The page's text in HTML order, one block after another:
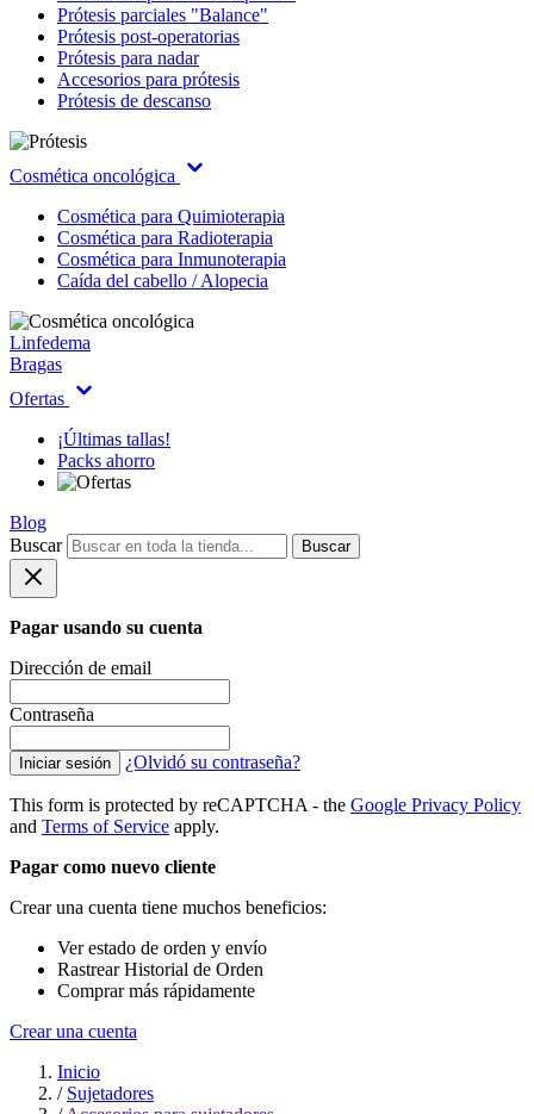
Prótesis parciales "Balance"
Prótesis post-operatorias
Prótesis para nadar
Accesorios para prótesis
Prótesis de descanso
Cosmética oncológica
Cosmética para Quimioterapia
Cosmética para Radioterapia
Cosmética para Inmunoterapia
Caída del cabello / Alopecia
Linfedema
Bragas
Ofertas
¡Últimas tallas!
Packs ahorro
Blog
Buscar
Buscar
Pagar usando su cuenta
Dirección de email
Contraseña
Iniciar sesión ¿Olvidó su contraseña?
This form is protected by reCAPTCHA - the Google Privacy Policy
and Terms of Service apply.
Pagar como nuevo cliente
Crear una cuenta tiene muchos beneficios:
Ver estado de orden y envío
Rastrear Historial de Orden
Comprar más rápidamente
Crear una cuenta
Inicio
/ Sujetadores